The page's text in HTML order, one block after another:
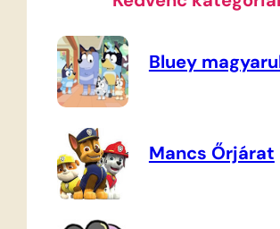
Bluey
Mancs Őrjárat